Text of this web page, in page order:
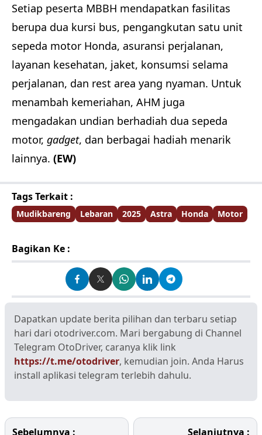
Setiap peserta MBBH mendapatkan fasilitas
berupa dua kursi bus, pengangkutan satu unit
sepeda motor Honda, asuransi perjalanan,
layanan kesehatan, jaket, konsumsi selama
perjalanan, dan rest area yang nyaman. Untuk
menambah kemeriahan, AHM juga
mengadakan undian berhadiah dua sepeda
motor, gadget, dan berbagai hadiah menarik
lainnya. (EW)
Tags Terkait :
Mudikbareng Lebaran 2025 Astra Honda Motor
Bagikan Ke :
Dapatkan update berita pilihan dan terbaru setiap
hari dari otodriver.com. Mari bergabung di Channel
Telegram OtoDriver, caranya klik link
https://t.me/otodriver, kemudian join. Anda Harus
install aplikasi telegram terlebih dahulu.
Sebelumnya : Selanjutnya :